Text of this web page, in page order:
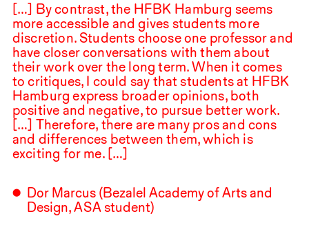
[…] By contrast, the HFBK Hamburg seems
more accessible and gives students more
discretion. Students choose one professor and
have closer conversations with them about
their work over the long term. When it comes
to critiques, I could say that students at HFBK
Hamburg express broader opinions, both
positive and negative, to pursue better work.
[…] Therefore, there are many pros and cons
and differences between them, which is
exciting for me. […]
Dor Marcus (Bezalel Academy of Arts and
Design,ASAstudent)